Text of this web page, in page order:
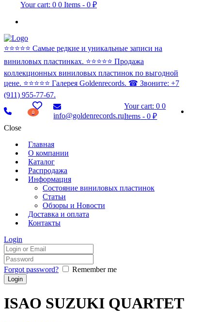
Your cart: 0 0 Items - 0 ₽
⭐️⭐️⭐️⭐️⭐️ Самые редкие и уникальные записи на
виниловых пластинках. ⭐️⭐️⭐️⭐️⭐️ Продажа
коллекционных виниловых пластинок по выгодной
цене. ⭐️⭐️⭐️⭐️⭐️ Галерея Goldenrecords. ☎ Звоните: +7
(911) 955-77-67.
0 info@goldenrecords.ru
Your cart: 00
Items -0 ₽
Close
Главная
О компании
Каталог
Распродажа
Информация
Состояние виниловых пластинок
Статьи
Обзоры и Новости
Доставка и оплата
Контакты
Login
Forgot password? Remember me
ISAO SUZUKI QUARTET